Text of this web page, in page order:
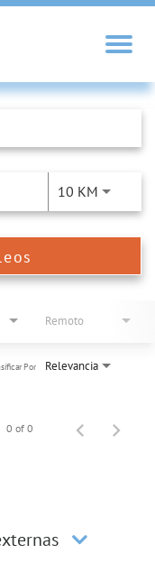
10 KM
Remoto
Relevancia
Por
0 of 0